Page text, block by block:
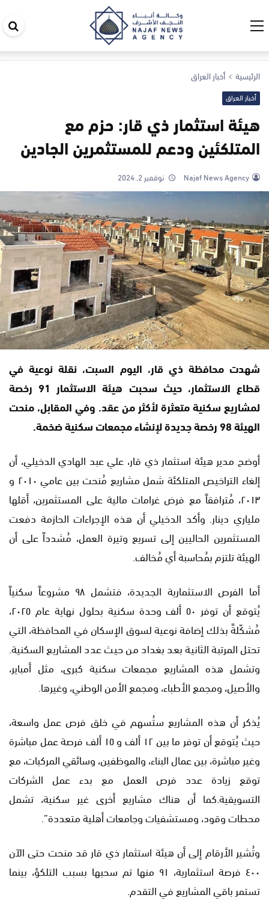
الرئيسية أخبار العراق
أخبار العراق
هيئة استثمار ذي قار: حزم مع
المتلكئين ودعم للمستثمرين الجادين
Najaf News Agency نوفمبر 2, 2024
شهدت محافظة ذي قار، اليوم السبت، نقلة نوعية في
قطاع الاستثمار، حيث سحبت هيئة الاستثمار 91 رخصة
لمشاريع سكنية متعثرة لأكثر من عقد. وفي المقابل، منحت
الهيئة 98 رخصة جديدة لإنشاء مجمعات سكنية ضخمة.
أوضح مدير هيئة استثمار ذي قار، علي عبد الهادي الدخيلي، أن
إلغاء التراخيص المتلكئة شمل مشاريع مُنحت بين عامي ٢٠١٠ و
٢٠١٣، مُترافقاً مع فرض غرامات مالية على المستثمرين، أقلها
ملياري دينار. وأكد الدخيلي أن هذه الإجراءات الحازمة دفعت
المستثمرين الحاليين إلى تسريع وتيرة العمل، مُشدداً على أن
الهيئة تلتزم بمُحاسبة أي مُخالف.
أما الفرص الاستثمارية الجديدة، فتشمل ٩٨ مشروعاً سكنياً
يُتوقع أن توفر ٥٠ ألف وحدة سكنية بحلول نهاية عام ٢٠٢٥،
مُشكّلةً بذلك إضافة نوعية لسوق الإسكان في المحافظة، التي
تحتل المرتبة الثانية بعد بغداد من حيث عدد المشاريع السكنية.
وتشمل هذه المشاريع مجمعات سكنية كبرى، مثل أمباير،
والأصيل، ومجمع الأطباء، ومجمع الأمن الوطني، وغيرها.
يُذكر أن هذه المشاريع ستُسهم في خلق فرص عمل واسعة،
حيث يُتوقع أن توفر ما بين ١٢ ألف و ١٥ ألف فرصة عمل مباشرة
وغير مباشرة، بين عمال البناء، والموظفين، وسائقي المركبات، مع
توقع زيادة عدد فرص العمل مع بدء عمل الشركات
التسويقية.كما أن هناك مشاريع أخرى غير سكنية، تشمل
محطات وقود، ومستشفيات وجامعات أهلية متعددة”.
وتُشير الأرقام إلى أن هيئة استثمار ذي قار قد منحت حتى الآن
٤٠٠ فرصة استثمارية، ٩١ منها تم سحبها بسبب التلكؤ، بينما
تستمر باقي المشاريع في التقدم.